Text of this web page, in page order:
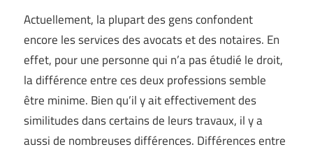
Actuellement, la plupart des gens confondent
encore les services des avocats et des notaires. En
effet, pour une personne qui n’a pas étudié le droit,
la différence entre ces deux professions semble
être minime. Bien qu’il y ait effectivement des
similitudes dans certains de leurs travaux, il y a
aussi de nombreuses différences. Différences entre